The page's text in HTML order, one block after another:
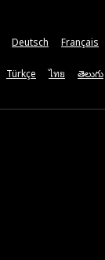
Français
Deutsch
తెలుగు
ไทย
Türkçe